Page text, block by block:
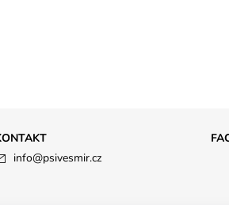
info@psivesmir.cz